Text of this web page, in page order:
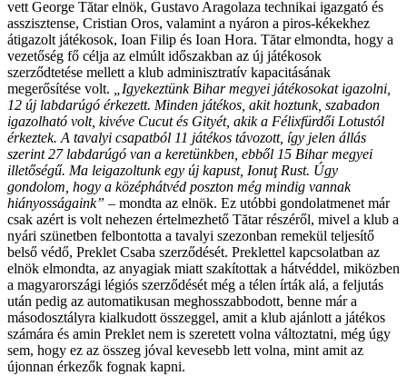
vett George Tătar elnök, Gustavo Aragolaza technikai igazgató és
asszisztense, Cristian Oros, valamint a nyáron a piros-kékekhez
átigazolt játékosok, Ioan Filip és Ioan Hora. Tătar elmondta, hogy a
vezetőség fő célja az elmúlt időszakban az új játékosok
szerződtetése mellett a klub adminisztratív kapacitásának
megerősítése volt.
„Igyekeztünk Bihar megyei játékosokat igazolni,
12 új labdarúgó érkezett. Minden játékos, akit hoztunk, szabadon
igazolható volt, kivéve Cucut és Gityét, akik a Félixfürdői Lotustól
érkeztek. A tavalyi csapatból 11 játékos távozott, így jelen állás
szerint 27 labdarúgó van a keretünkben, ebből 15 Bihar megyei
illetőségű. Ma leigazoltunk egy új kapust, Ionuţ Rust. Úgy
gondolom, hogy a középhátvéd poszton még mindig vannak
hiányosságaink” – mondta az elnök. Ez utóbbi gondolatmenet már
csak azért is volt nehezen értelmezhető Tătar részéről, mivel a klub a
nyári szünetben felbontotta a tavalyi szezonban remekül teljesítő
belső védő, Preklet Csaba szerződését. Preklettel kapcsolatban az
elnök elmondta, az anyagiak miatt szakítottak a hátvéddel, miközben
a magyarországi légiós szerződését még a télen írták alá, a feljutás
után pedig az automatikusan meghosszabbodott, benne már a
másodosztályra kialkudott összeggel, amit a klub ajánlott a játékos
számára és amin Preklet nem is szeretett volna változtatni, még úgy
sem, hogy ez az összeg jóval kevesebb lett volna, mint amit az
újonnan érkezők fognak kapni.